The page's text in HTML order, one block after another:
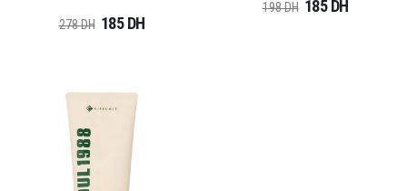
278 DH 185 DH
198 DH 185 DH